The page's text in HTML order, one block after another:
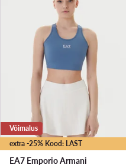
extra -25% Kood: LAST
Võimalus
EA7 Emporio Armani